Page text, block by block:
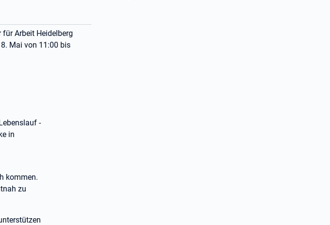
Arbeit Heidelberg
Mai von 11:00 bis
-
in
kommen.
zu